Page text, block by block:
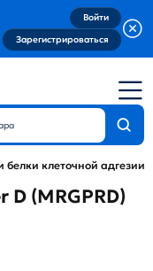
Войти
Зарегистрироваться
клеточной адгезии
D (MRGPRD)